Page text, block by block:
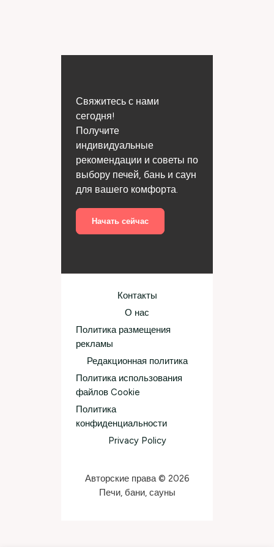
Свяжитесь с нами
сегодня!
Получите
индивидуальные
рекомендации и советы по
выбору печей, бань и саун
для вашего комфорта.
Начать сейчас
Контакты
О нас
Политика размещения
рекламы
Редакционная политика
Политика использования
файлов Cookie
Политика
конфиденциальности
Privacy Policy
Авторские права © 2026
Печи, бани, сауны